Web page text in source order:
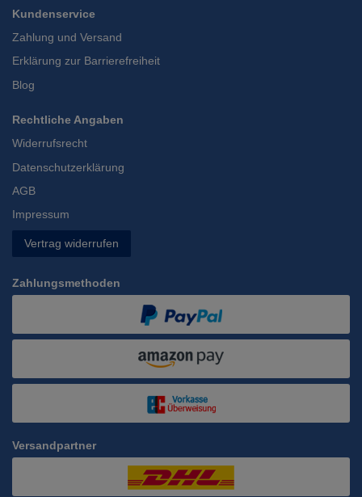
Kundenservice
Zahlung und Versand
Erklärung zur Barrierefreiheit
Blog
Rechtliche Angaben
Widerrufsrecht
Datenschutzerklärung
AGB
Impressum
Vertrag widerrufen
Zahlungsmethoden
Versandpartner